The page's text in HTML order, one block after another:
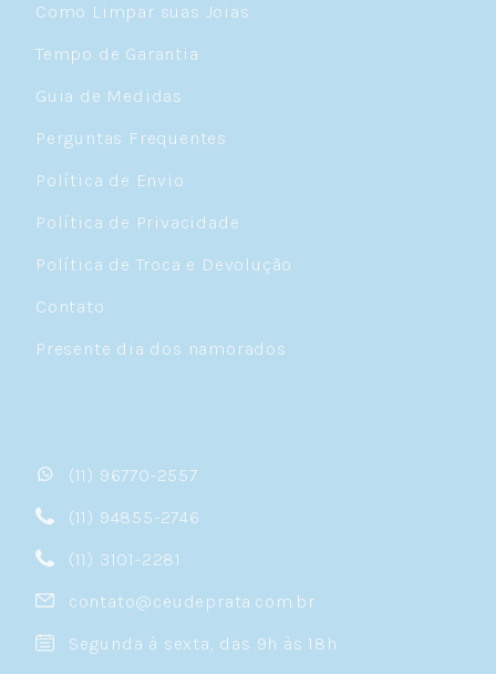
Como Limpar suas Joias
Tempo de Garantia
Guia de Medidas
Perguntas Frequentes
Política de Envio
Política de Privacidade
Política de Troca e Devolução
Contato
Presente dia dos namorados
(11) 96770-2557
(11) 94855-2746
(11) 3101-2281
contato@ceudeprata.com.br
Segunda à sexta, das 9h às 18h